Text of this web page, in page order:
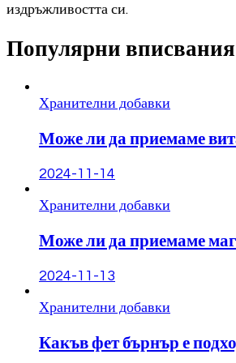
издръжливостта си.
Популярни вписвания
Хранителни добавки
Може ли да приемаме
2024-11-14
Хранителни добавки
Може ли да приемаме
2024-11-13
Хранителни добавки
Какъв фет бърнър е